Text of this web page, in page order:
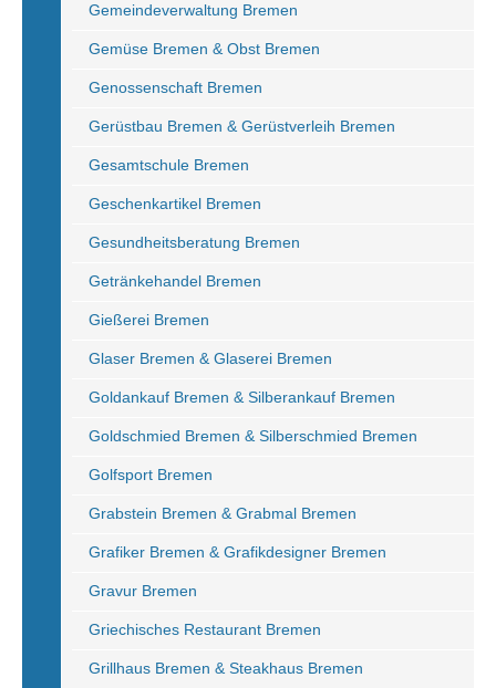
Gemeindeverwaltung Bremen
Gemüse Bremen & Obst Bremen
Genossenschaft Bremen
Gerüstbau Bremen & Gerüstverleih Bremen
Gesamtschule Bremen
Geschenkartikel Bremen
Gesundheitsberatung Bremen
Getränkehandel Bremen
Gießerei Bremen
Glaser Bremen & Glaserei Bremen
Goldankauf Bremen & Silberankauf Bremen
Goldschmied Bremen & Silberschmied Bremen
Golfsport Bremen
Grabstein Bremen & Grabmal Bremen
Grafiker Bremen & Grafikdesigner Bremen
Gravur Bremen
Griechisches Restaurant Bremen
Grillhaus Bremen & Steakhaus Bremen